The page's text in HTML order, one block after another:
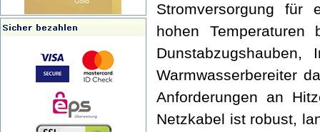
Stromversorgung für
hohen Temperaturen
Dunstabzugshauben,
Warmwasserbereiter
Anforderungen an
Netzkabel ist robust,